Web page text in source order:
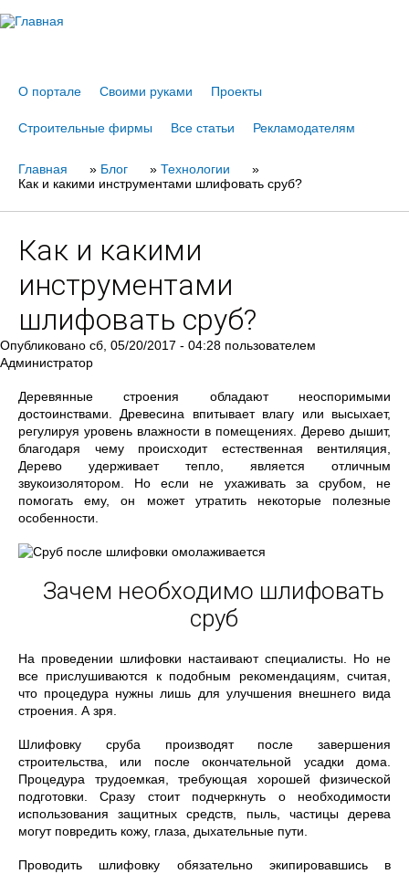
О портале Своими руками Проекты
Строительные фирмы Все статьи Рекламодателям
Вы
Главная » Блог » Технологии
»
Как и какими инструментами шлифовать сруб?
Как и какими
инструментами
шлифовать сруб?
Опубликовано сб, 05/20/2017 - 04:28 пользователем
Администратор
Деревянные строения обладают неоспоримыми
достоинствами. Древесина впитывает влагу или высыхает,
регулируя уровень влажности в помещениях. Дерево дышит,
благодаря чему происходит естественная вентиляция,
Дерево удерживает тепло, является отличным
звукоизолятором. Но если не ухаживать за срубом, не
помогать ему, он может утратить некоторые полезные
особенности.
Зачем необходимо шлифовать
сруб
На проведении шлифовки настаивают специалисты. Но не
все прислушиваются к подобным рекомендациям, считая,
что процедура нужны лишь для улучшения внешнего вида
строения. А зря.
Шлифовку сруба производят после завершения
строительства, или после окончательной усадки дома.
Процедура трудоемкая, требующая хорошей физической
подготовки. Сразу стоит подчеркнуть о необходимости
использования защитных средств, пыль, частицы дерева
могут повредить кожу, глаза, дыхательные пути.
Проводить шлифовку обязательно экипировавшись в